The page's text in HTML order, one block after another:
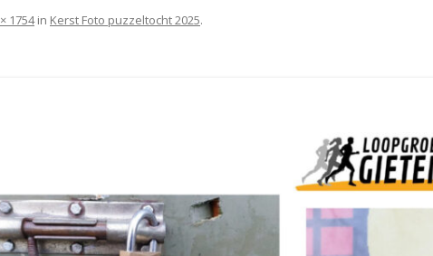
1754in Kerst Foto puzzeltocht 2025.